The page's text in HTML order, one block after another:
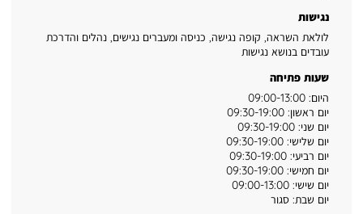
נגישות
לולאת השראה, קופה נגישה, כניסה ומעברים נגישים, נהלים והדרכת
עובדים בנושא נגישות
שעות פתיחה
היום: 09:00-13:00
יום ראשון: 09:30-19:00
יום שני: 09:30-19:00
יום שלישי: 09:30-19:00
יום רביעי: 09:30-19:00
יום חמישי: 09:30-19:00
יום שישי: 09:00-13:00
יום שבת: סגור